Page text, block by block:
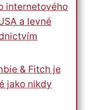
internetového
a levné
& Fitch je
jako nikdy